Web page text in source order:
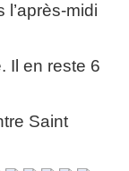
midi
Il en reste 6
Saint